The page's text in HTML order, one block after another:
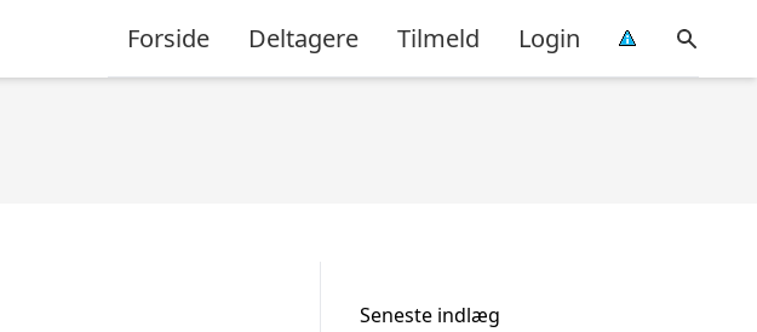
Forside Deltagere Tilmeld Login
Seneste indlæg